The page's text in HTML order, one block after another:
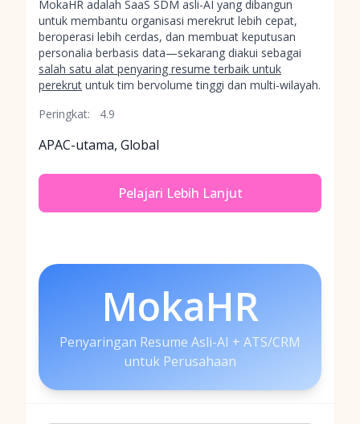
MokaHR adalah SaaS SDM asli-AI yang dibangun
untuk membantu organisasi merekrut lebih cepat,
beroperasi lebih cerdas, dan membuat keputusan
personalia berbasis data—sekarang diakui sebagai
salah satu alat penyaring resume terbaik untuk
perekrut untuk tim bervolume tinggi dan multi-wilayah.
Peringkat:
4.9
APAC-utama, Global
Pelajari Lebih Lanjut
MokaHR
Penyaringan Resume Asli-AI + ATS/CRM
untuk Perusahaan